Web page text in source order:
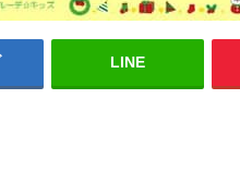
LINE